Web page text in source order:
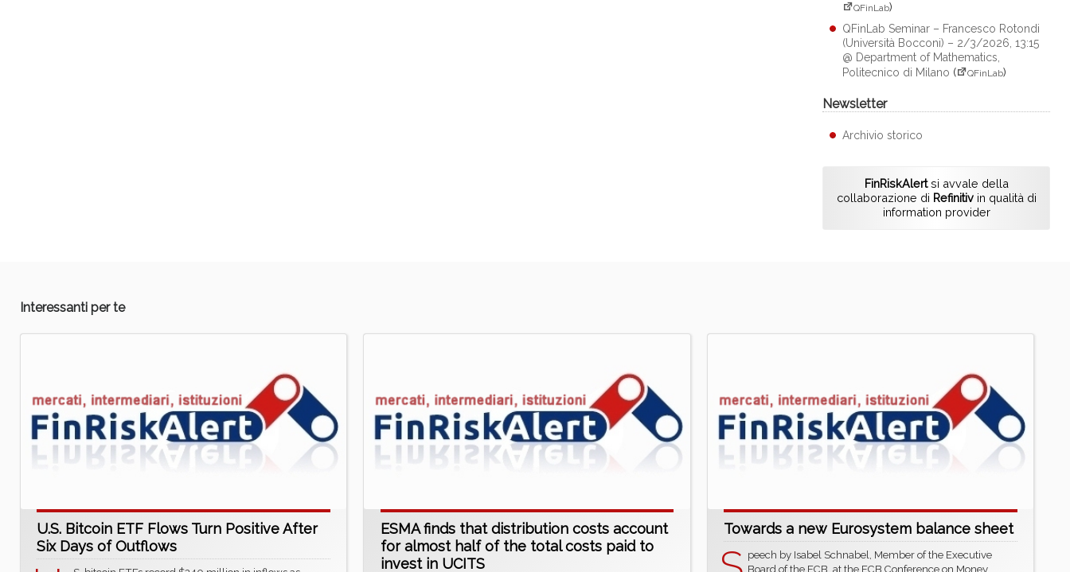
QFinLab)
QFinLab Seminar – Francesco Rotondi
(Università Bocconi) – 2/3/2026, 13:15
@ Department of Mathematics,
Politecnico di Milano ( QFinLab)
Newsletter
Archivio storico
FinRiskAlertsi avvale della
collaborazione di Refinitivin qualità di
information provider
Interessanti per te
U.S. Bitcoin ETF Flows Turn Positive After
Six Days of Outflows
ESMA finds that distribution costs account
for almost half of the total costs paid to
invest in UCITS
Towards a new Eurosystem balance sheet
peech by Isabel Schnabel, Member of the Executive
Board of the ECB, at the ECB Conference on Money